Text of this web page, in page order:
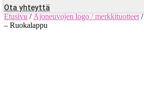
Ota yhteyttä
Etusivu /Ajoneuvojen logo / merkkituotteet/
– Ruokalappu